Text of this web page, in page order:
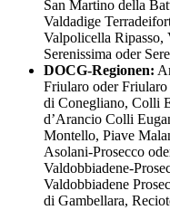
San Martino della
Valdadige
Valpolicella Ripasso,
Serenissima oder
DOCG-Regionen:
Friularo oder
di Conegliano, Colli
d’Arancio Colli
Montello, Piave
Asolani-Prosecco
Valdobbiadene-
Valdobbiadene
di Gambellara,